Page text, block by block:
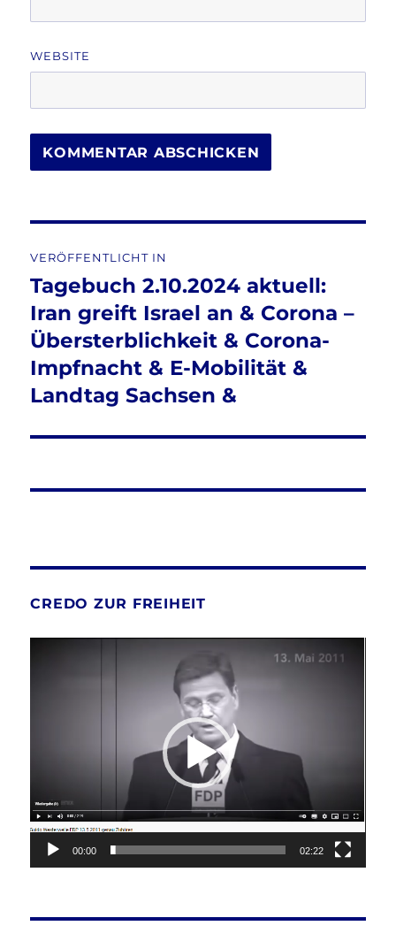
WEBSITE
VERÖFFENTLICHT IN
Tagebuch 2.10.2024 aktuell:
Iran greift Israel an & Corona –
Übersterblichkeit & Corona-
Impfnacht & E-Mobilität &
Landtag Sachsen &
CREDO ZUR FREIHEIT
00:00 02:22